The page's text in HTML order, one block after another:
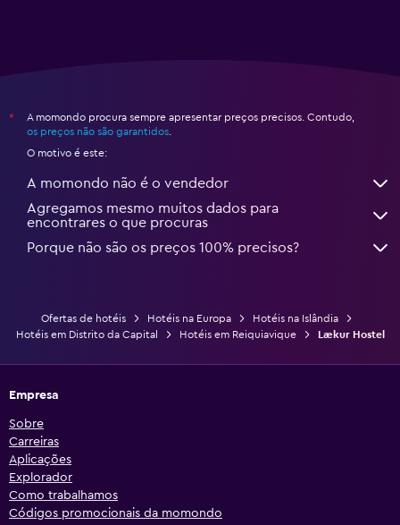
*
A momondo procura sempre apresentar preços precisos. Contudo,
os preços não são garantidos
O motivo é este:
A momondo não é o vendedor
Agregamos mesmo muitos dados para
encontrares o que procuras
Porque não são os preços 100% precisos?
Ofertas de hotéis Hotéis na Europa
Hotéis na Islândia
Hotéis em Distrito da Capital
Hotéis em Reiquiavique Lækur Hostel
Empresa
Sobre
Carreiras
Aplicações
Explorador
Como trabalhamos
Códigos promocionais da momondo